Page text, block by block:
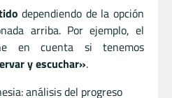
dependiendo de la opción
arriba. Por ejemplo, el
en cuenta si tenemos
y escuchar».